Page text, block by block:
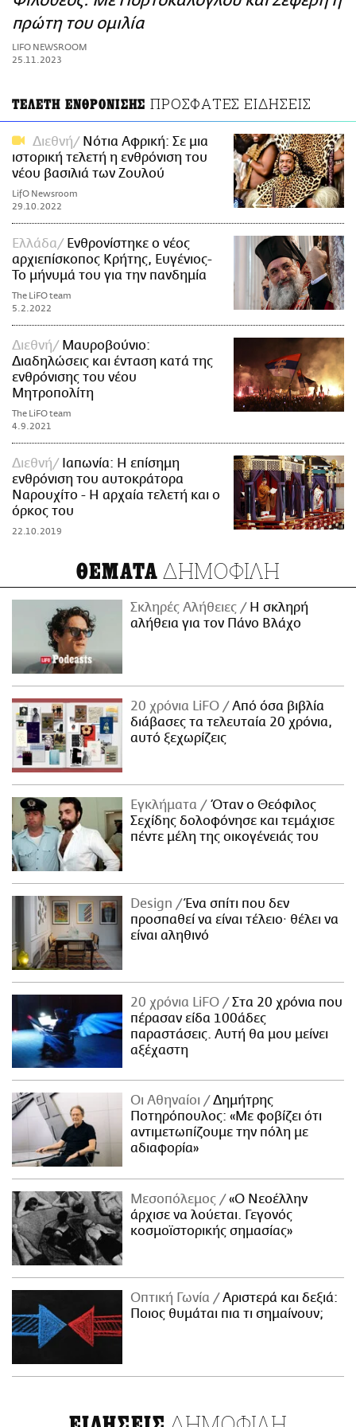
ΑΜΠΑ
PRINT
πρώτη του ομιλία
LIFO NEWSROOM
25.11.2023
ΤΕΛΕΤΗ ΕΝΘΡΟΝΙΣΗΣ ΠΡΟΣΦΑΤΕΣ ΕΙΔΗΣΕΙΣ
Διεθνή
Νότια Αφρική: Σε μια
ιστορική τελετή η ενθρόνιση του
νέου βασιλιά των Ζουλού
LifO Newsroom
29.10.2022
Ελλάδα
Ενθρονίστηκε ο νέος
αρχιεπίσκοπος Κρήτης, Ευγένιος-
Το μήνυμά του για την πανδημία
The LiFO team
5.2.2022
Διεθνή
Μαυροβούνιο:
Διαδηλώσεις και ένταση κατά της
ενθρόνισης του νέου
Μητροπολίτη
The LiFO team
4.9.2021
Διεθνή
Ιαπωνία: Η επίσημη
ενθρόνιση του αυτοκράτορα
Ναρουχίτο - Η αρχαία τελετή και ο
όρκος του
22.10.2019
ΘΕΜΑΤΑ ΔΗΜΟΦΙΛΗ
Σκληρές Αλήθειες
H σκληρή
αλήθεια για τον Πάνο Βλάχο
20 χρόνια LiFO
Από όσα βιβλία
διάβασες τα τελευταία 20 χρόνια,
αυτό ξεχωρίζεις
Εγκλήματα
Όταν ο Θεόφιλος
Σεχίδης δολοφόνησε και τεμάχισε
πέντε μέλη της οικογένειάς του
Design
Ένα σπίτι που δεν
προσπαθεί να είναι τέλειο· θέλει να
είναι αληθινό
20 χρόνια LiFO
Στα 20 χρόνια που
πέρασαν είδα 100άδες
παραστάσεις. Αυτή θα μου μείνει
αξέχαστη
Οι Αθηναίοι
Δημήτρης
Ποτηρόπουλος: «Με φοβίζει ότι
αντιμετωπίζουμε την πόλη με
αδιαφορία»
Μεσοπόλεμος
«Ο Νεοέλλην
άρχισε να λούεται. Γεγονός
κοσμοϊστορικής σημασίας»
Οπτική Γωνία
Αριστερά και δεξιά:
Ποιος θυμάται πια τι σημαίνουν;